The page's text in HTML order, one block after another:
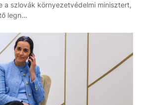
a szlovák környezetvédelmi minisztert,
legn…